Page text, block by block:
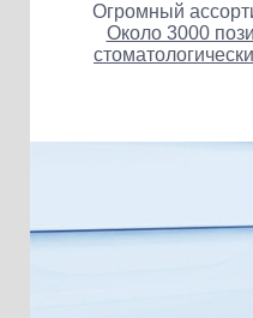
Огромный
Около 3000